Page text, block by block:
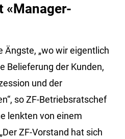
«Manager-
Ängste, „wo wir eigentlich
Belieferung der Kunden,
und der
so ZF-Betriebsratschef
lenkten von einem
ZF-Vorstand hat sich